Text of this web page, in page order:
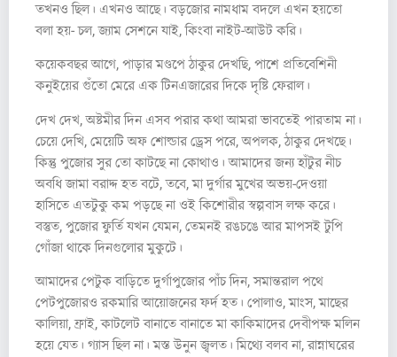
তখনও ছিল। এখনও আছে। বড়জোর নামধাম বদলে এখন হয়তো
বলা হয়- চল, জ্যাম সেশনে যাই, কিংবা নাইট-আউট করি।
কয়েকবছর আগে, পাড়ার মণ্ডপে ঠাকুর দেখছি, পাশে প্রতিবেশিনী
কনুইয়ের গুঁতো মেরে এক টিনএজারের দিকে দৃষ্টি ফেরাল।
দেখ দেখ, অষ্টমীর দিন এসব পরার কথা আমরা ভাবতেই পারতাম না।
চেয়ে দেখি, মেয়েটি অফ শোল্ডার ড্রেস পরে, অপলক, ঠাকুর দেখছে।
কিন্তু পুজোর সুর তো কাটছে না কোথাও। আমাদের জন্য হাঁটুর নীচ
অবধি জামা বরাদ্দ হত বটে, তবে, মা দুর্গার মুখের অভয়-দেওয়া
হাসিতে এতটুকু কম পড়ছে না ওই কিশোরীর স্বল্পবাস লক্ষ করে।
বস্তুত, পুজোর ফুর্তি যখন যেমন, তেমনই রঙচঙে আর মাপসই টুপি
গোঁজা থাকে দিনগুলোর মুকুটে।
আমাদের পেটুক বাড়িতে দুর্গাপুজোর পাঁচ দিন, সমান্তরাল পথে
পেটপুজোরও রকমারি আয়োজনের ফর্দ হত। পোলাও, মাংস, মাছের
কালিয়া, ফ্রাই, কাটলেট বানাতে বানাতে মা কাকিমাদের দেবীপক্ষ মলিন
হয়ে যেত। গ্যাস ছিল না। মস্ত উনুন জ্বলত। মিথ্যে বলব না, রান্নাঘরের